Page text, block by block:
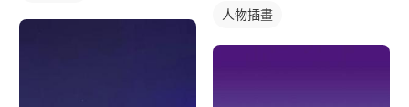
人物插畫